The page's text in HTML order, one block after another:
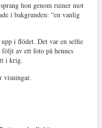
hon genom ruiner mot
i bakgrunden: “en vanlig
i flödet. Det var en selfie
följt av ett foto på hennes
i krig.
visningar.